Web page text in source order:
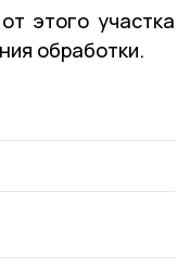
этого участка
обработки.